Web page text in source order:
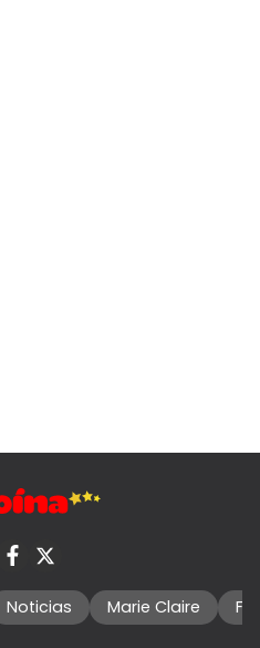
Noticias Marie Claire